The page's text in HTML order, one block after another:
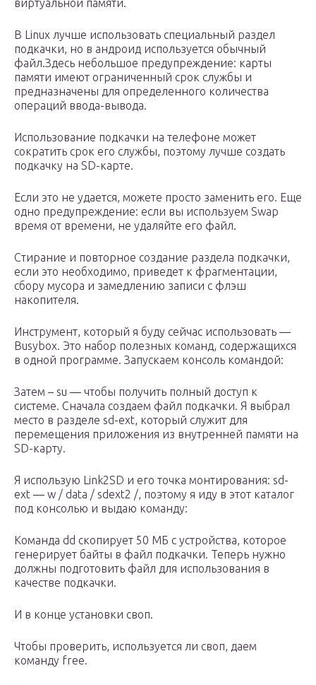
виртуальной памяти.
В Linux лучше использовать специальный раздел
подкачки, но в андроид используется обычный
файл.Здесь небольшое предупреждение: карты
памяти имеют ограниченный срок службы и
предназначены для определенного количества
операций ввода-вывода.
Использование подкачки на телефоне может
сократить срок его службы, поэтому лучше создать
подкачку на SD-карте.
Если это не удается, можете просто заменить его. Еще
одно предупреждение: если вы используем Swap
время от времени, не удаляйте его файл.
Стирание и повторное создание раздела подкачки,
если это необходимо, приведет к фрагментации,
сбору мусора и замедлению записи с флэш
накопителя.
Инструмент, который я буду сейчас использовать —
Busybox. Это набор полезных команд, содержащихся
в одной программе. Запускаем консоль командой:
Затем – su — чтобы получить полный доступ к
системе. Сначала создаем файл подкачки. Я выбрал
место в разделе sd-ext, который служит для
перемещения приложения из внутренней памяти на
SD-карту.
Я использую Link2SD и его точка монтирования: sd-
ext — w / data / sdext2 /, поэтому я иду в этот каталог
под консолью и выдаю команду:
Команда dd скопирует 50 МБ с устройства, которое
генерирует байты в файл подкачки. Теперь нужно
должны подготовить файл для использования в
качестве подкачки.
И в конце установки своп.
Чтобы проверить, используется ли своп, даем
команду free.